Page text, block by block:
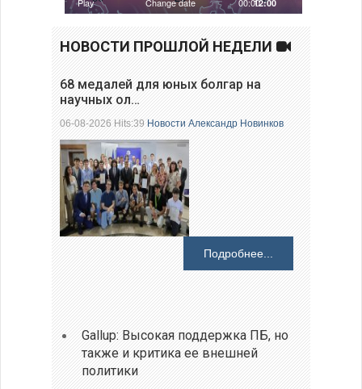
НОВОСТИ ПРОШЛОЙ НЕДЕЛИ
68 медалей для юных болгар на
научных ол…
06-08-2026 Hits:39Новости Александр Новинков
Подробнее...
Gallup: Высокая поддержка ПБ, но
также и критика ее внешней
политики